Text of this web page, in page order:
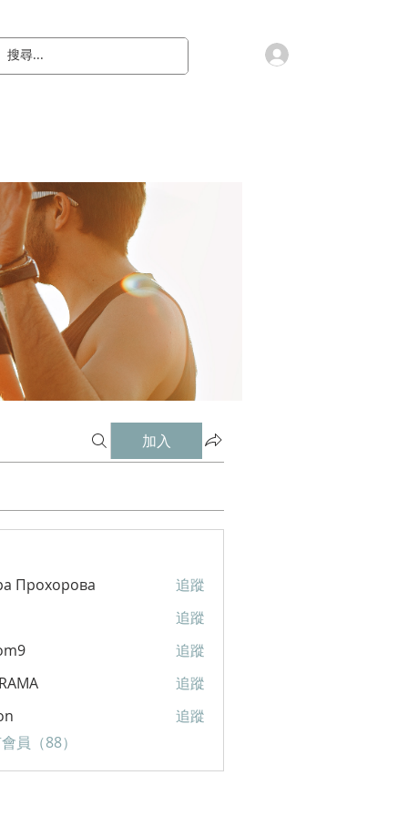
加入
Прохорова
追蹤
追蹤
追蹤
追蹤
追蹤
員（88）